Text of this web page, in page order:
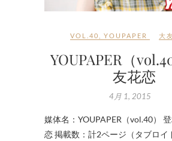
VOL.40 YOUPAPER 大
YOUPAPER（
友花恋
4月 1, 2015
媒体名：YOUPAPER（vol.40）
恋 掲載数：計2ページ（タブロイ